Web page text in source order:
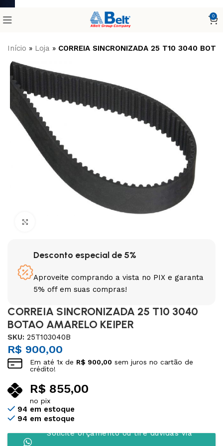
0
Início » Loja » CORREIA SINCRONIZADA 25 T10 3040
Desconto especial de 5%
Aproveite comprando a vista no PIX e garanta
5% off em suas compras!
CORREIA SINCRONIZADA 25 T10 3040
BOTAO AMARELO KEIPER
SKU:25T103040B
R$ 900,00
Em até1x de R$ 900,00 sem juros no cartão de
crédito!
R$ 855,00
no pix
94 em estoque
94 em estoque
Solicite orçamento ou tire dúvidas via